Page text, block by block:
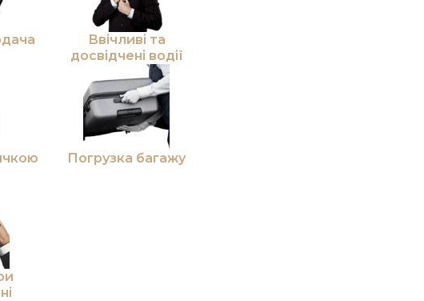
Ввічливі та
досвідчені водії
Погрузка багажу